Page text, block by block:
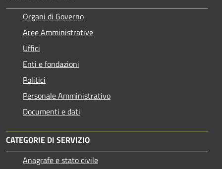
Organi di Governo
Aree Amministrative
Uffici
Enti e fondazioni
Politici
Personale Amministrativo
Documenti e dati
CATEGORIE DI SERVIZIO
Anagrafe e stato civile